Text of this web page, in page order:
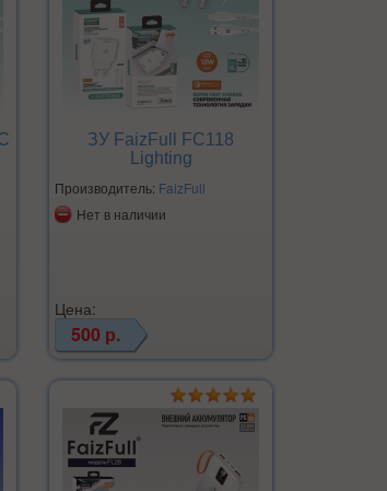
ЗУ FaizFull FC118
Lighting
Производитель: FaizFull
Нет в наличии
Цена:
500 р.